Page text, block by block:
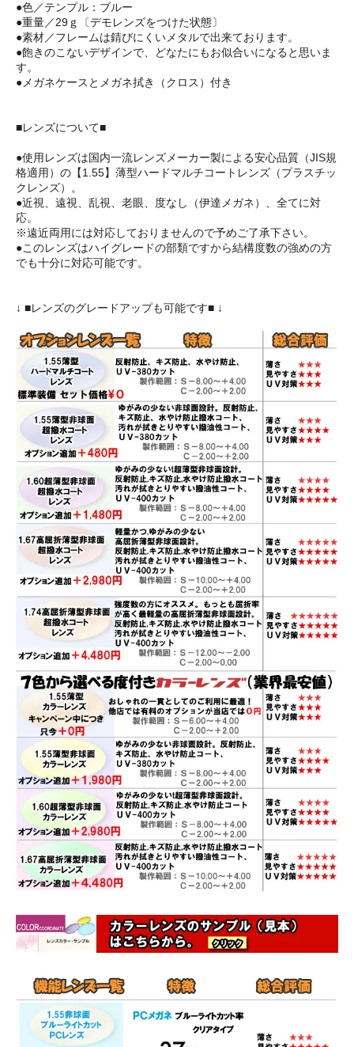
●色／テンプル：ブルー
●重量／29ｇ〔デモレンズをつけた状態〕
●素材／フレームは錆びにくいメタルで出来ております。
●飽きのこないデザインで、どなたにもお似合いになると思いま
す。
●メガネケースとメガネ拭き（クロス）付き
■レンズについて■
●使用レンズは国内一流レンズメーカー製による安心品質（JIS規
格適用）の【1.55】薄型ハードマルチコートレンズ（プラスチッ
クレンズ）。
●近視、遠視、乱視、老眼、度なし（伊達メガネ）、全てに対
応。
※遠近両用には対応しておりませんので予めご了承下さい。
●このレンズはハイグレードの部類ですから結構度数の強めの方
でも十分に対応可能です。
↓ ■レンズのグレードアップも可能です■ ↓